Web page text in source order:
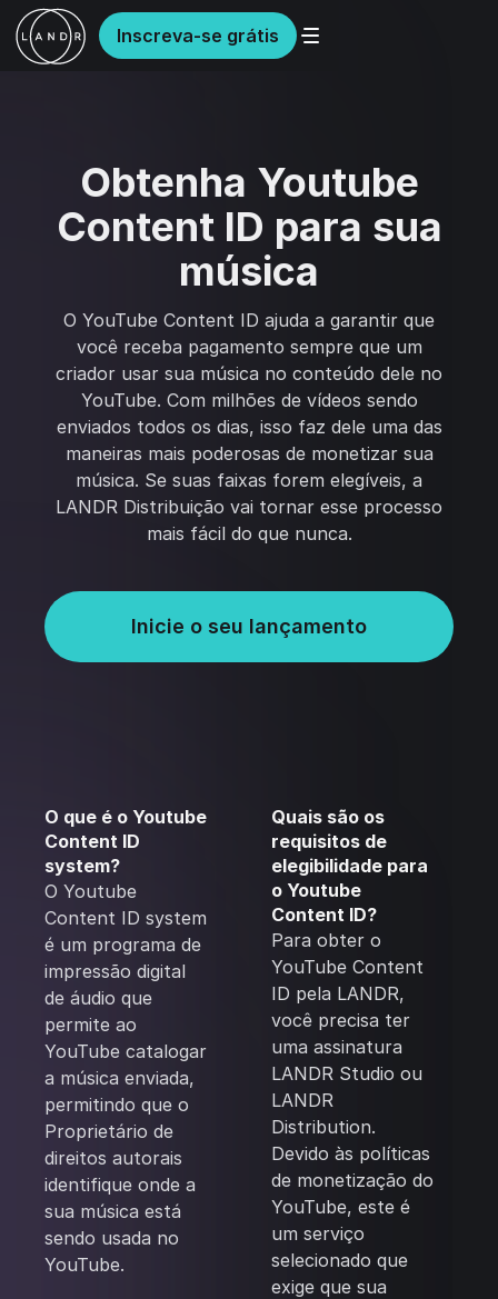
Inscreva-se grátis
Obtenha Youtube
Content ID para sua
música
O YouTube Content ID ajuda a garantir que
você receba pagamento sempre que um
criador usar sua música no conteúdo dele no
YouTube. Com milhões de vídeos sendo
enviados todos os dias, isso faz dele uma das
maneiras mais poderosas de monetizar sua
música. Se suas faixas forem elegíveis, a
LANDR Distribuição vai tornar esse processo
mais fácil do que nunca.
Inicie o seu lançamento
O que é o Youtube
Content ID
system?
O Youtube
Content ID system
é um programa de
impressão digital
de áudio que
permite ao
YouTube catalogar
a música enviada,
permitindo que o
Proprietário de
direitos autorais
identifique onde a
sua música está
sendo usada no
YouTube.
Quais são os
requisitos de
elegibilidade para
o Youtube
Content ID?
Para obter o
YouTube Content
ID pela LANDR,
você precisa ter
uma assinatura
LANDR Studio ou
LANDR
Distribution.
Devido às políticas
de monetização do
YouTube, este é
um serviço
selecionado que
exige que sua